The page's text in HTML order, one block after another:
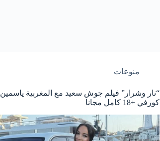
منوعات
“نار وشرار” فيلم جوش سعيد مع المغربية ياسمين
كورفي +18 كامل مجانا